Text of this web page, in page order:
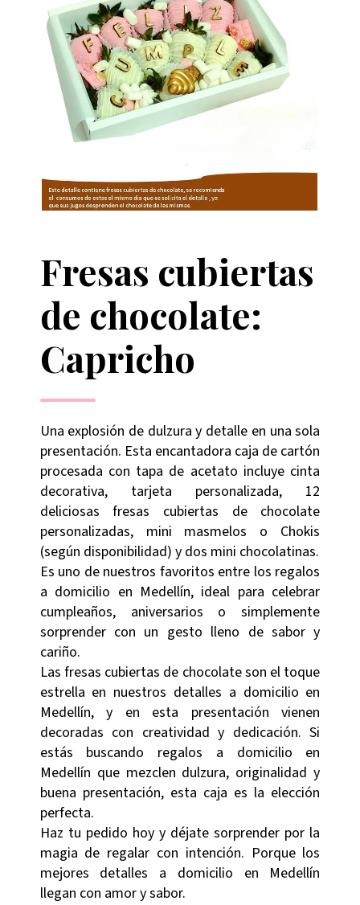
Fresas cubiertas
de chocolate:
Capricho
Una explosión de dulzura y detalle en una sola
presentación. Esta encantadora caja de cartón
procesada con tapa de acetato incluye cinta
decorativa, tarjeta personalizada, 12
deliciosas fresas cubiertas de chocolate
personalizadas, mini masmelos o Chokis
(según disponibilidad) y dos mini chocolatinas.
Es uno de nuestros favoritos entre los regalos
a domicilio en Medellín, ideal para celebrar
cumpleaños, aniversarios o simplemente
sorprender con un gesto lleno de sabor y
cariño.
Las fresas cubiertas de chocolate son el toque
estrella en nuestros detalles a domicilio en
Medellín, y en esta presentación vienen
decoradas con creatividad y dedicación. Si
estás buscando regalos a domicilio en
Medellín que mezclen dulzura, originalidad y
buena presentación, esta caja es la elección
perfecta.
Haz tu pedido hoy y déjate sorprender por la
magia de regalar con intención. Porque los
mejores detalles a domicilio en Medellín
llegan con amor y sabor.